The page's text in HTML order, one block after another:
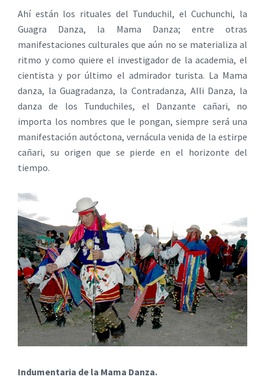
Ahí están los rituales del Tunduchil, el Cuchunchi, la
Guagra Danza, la Mama Danza; entre otras
manifestaciones culturales que aún no se materializa al
ritmo y como quiere el investigador de la academia, el
cientista y por último el admirador turista. La Mama
danza, la Guagradanza, la Contradanza, Alli Danza, la
danza de los Tunduchiles, el Danzante cañari, no
importa los nombres que le pongan, siempre será una
manifestación autóctona, vernácula venida de la estirpe
cañari, su origen que se pierde en el horizonte del
tiempo.
Indumentaria de la Mama Danza.